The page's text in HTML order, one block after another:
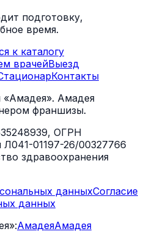
подготовку,
время.
к каталогу
врачейВыезд
Контакты
Амадея
франшизы.
ОГРН
Л041-01197-26/00327766
здравоохранения
данныхСогласие
данных
АмадеяАмадея